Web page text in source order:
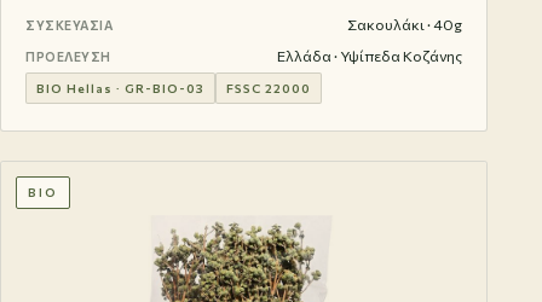
ΣΥΣΚΕΥΑΣΊΑ Σακουλάκι · 40g
ΠΡΟΈΛΕΥΣΗ Ελλάδα · Υψίπεδα Κοζάνης
BIO Hellas · GR-BIO-03 FSSC 22000
BIO